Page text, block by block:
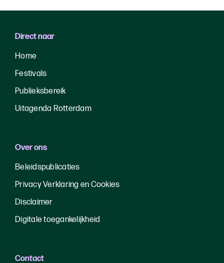
Direct naar
Home
Festivals
Publieksbereik
Uitagenda Rotterdam
Over ons
Beleidspublicaties
Privacy Verklaring en Cookies
Disclaimer
Digitale toegankelijkheid
Contact